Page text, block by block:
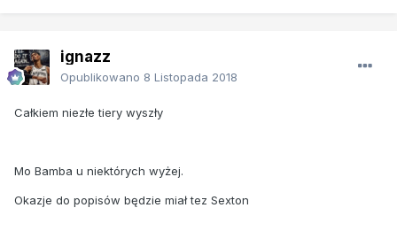
ignazz
Opublikowano 8 Listopada 2018
Całkiem niezłe tiery wyszły
Mo Bamba u niektórych wyżej.
Okazje do popisów będzie miał tez Sexton